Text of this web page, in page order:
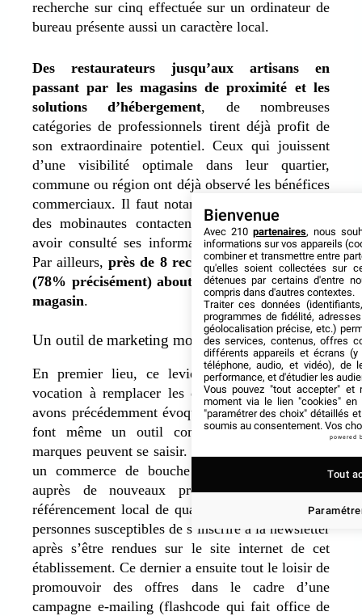
recherche sur cinq effectuée sur un ordinateur de
bureau présente aussi un caractère local.
Des restaurateurs jusqu’aux artisans en
passant par les magasins de proximité et les
solutions d’hébergement, de nombreuses
catégories de professionnels tirent déjà profit de
son extraordinaire potentiel. Ceux qui jouissent
d’une visibilité optimale dans leur quartier,
commune ou région ont déjà observé les bénéfices
commerciaux. Il faut notamment savoir que 77%
des mobinautes contactent une entreprise après
avoir consulté ses informations locales en ligne.
Par ailleurs,près de 8 recherches locales sur 10
(78% précisément) aboutissent à des achats en
magasin.
Un outil de marketing mobile grand public
En premier lieu, ce levier d’audience n’a pas
vocation à remplacer les deux canaux que nous
avons précédemment évoqués. Ses spécificités en
font même un outil complémentaire dont les
marques peuvent se saisir. Imaginons par exemple
un commerce de bouche qui se fait connaître
auprès de nouveaux prospects grâce à son
référencement local de qualité. Ce sont autant de
personnes susceptibles de s’inscrire à la newsletter
après s’être rendues sur le site internet de cet
établissement. Ce dernier a ensuite tout le loisir de
promouvoir des offres dans le cadre d’une
campagne e-mailing (flashcode qui fait office de
Bienvenue
Avec 210 partenaires, nous
informations sur vos appareils
combiner et transmettre entre
qu'elles soient collectées sur
détenues par certains d'entre
compris dans d'autres contextes.
Traiter ces données
programmes de fidélité,
géolocalisation précise, etc.)
des services, contenus, offres
différents appareils et écrans (y
téléphone, audio, et vidéo), de
performance, et d'étudier les
Vous pouvez "tout accepter" et
moment via le lien "cookies" en
"paramétrer des choix" détaillés
soumis au consentement. Vos
powered
Tout